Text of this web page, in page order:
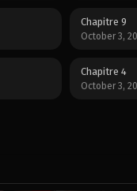
Chapitre 9
October 3,
Chapitre 4
October 3,